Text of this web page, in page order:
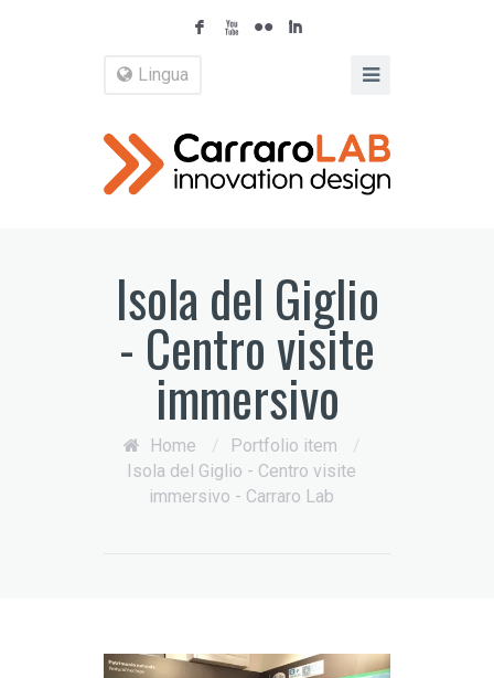
F X N I
Lingua
Isola del Giglio
- Centro visite
immersivo
Home / Portfolio item
/
Isola del Giglio - Centro visite
immersivo - Carraro Lab